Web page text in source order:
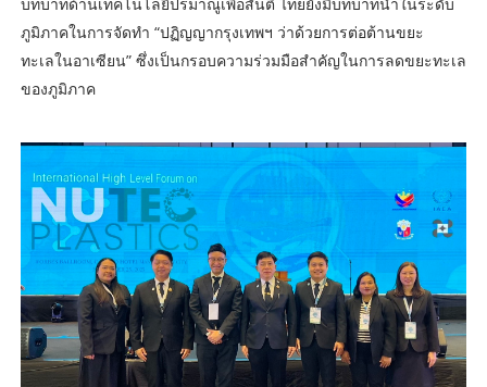
ภูมิภาคในการจัดทำ “ปฏิญญากรุงเทพฯ ว่าด้วยการต่อต้านขยะ
ทะเลในอาเซียน” ซึ่งเป็นกรอบความร่วมมือสำคัญในการลดขยะทะเล
ของภูมิภาค